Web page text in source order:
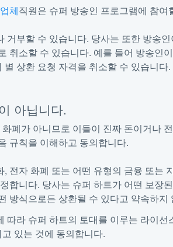
체직원은 슈퍼 방송인 프로그램에 참여
거부할 수 있습니다. 당사는 또한 방송
취소할 수 있습니다. 예를 들어 방송인
상환 요청 자격을 취소할 수 있습니다.
아닙니다.
폐가 아니므로 이들이 진짜 돈이거나
규칙을 이해하고 동의합니다.
전자 화폐 또는 어떤 유형의 금융 또는
합니다. 당사는 슈퍼 하트가 어떤 보장
방식으로든 상환될 수 있다고 약속하지
따라 슈퍼 하트의 토대를 이루는 라이선
있는 것에 동의합니다.